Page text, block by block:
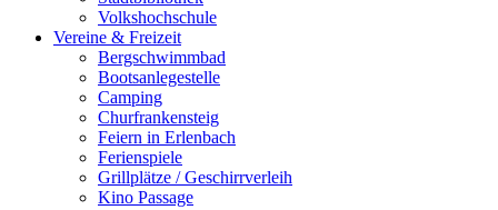
Volkshochschule
Vereine & Freizeit
Bergschwimmbad
Bootsanlegestelle
Camping
Churfrankensteig
Feiern in Erlenbach
Ferienspiele
Grillplätze / Geschirrverleih
Kino Passage